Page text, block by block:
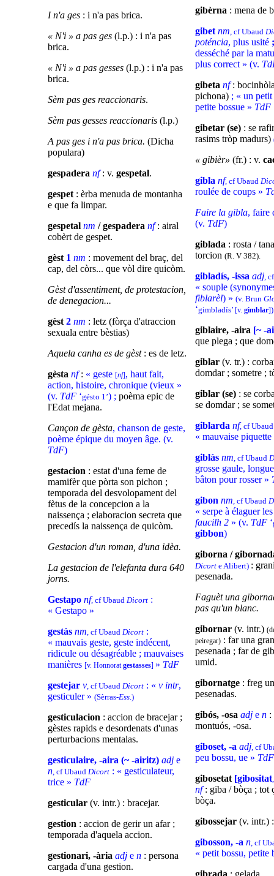
I n'a ges : i n'a pas brica.
« N'i » a pas ges (l.p.) : i n'a pas
brica.
« N'i » a pas gesses (l.p.) : i n'a pas
brica.
Sèm pas ges reaccionaris.
Sèm pas gesses reaccionaris (l.p.)
A pas ges i n'a pas brica. (Dicha
populara)
gespadera nf: v. gespetal.
gespet : èrba menuda de montanha
e que fa limpar.
gespetal nm / gespadera nf : airal
cobèrt de gespet.
gèst 1 nm : movement del braç, del
cap, del còrs... que vòl dire quicòm.
Gèst d'assentiment, de protestacion,
de denegacion...
gèst 2 nm : letz (fòrça d'atraccion
sexuala entre bèstias)
Aquela canha es de gèst: es de letz.
gèsta nf: « geste [nf], haut fait,
action, histoire, chronique (vieux »
(v. TdF ‘gésto 1’) ; poèma epic de
l'Edat mejana.
Cançon de gèsta, chanson de geste,
poème épique du moyen âge. (v.
TdF)
gestacion : estat d'una feme de
mamifèr que pòrta son pichon ;
temporada del desvolopament del
fètus de la concepcion a la
naissença ; elaboracion secreta que
precedís la naissença de quicòm.
Gestacion d'un roman, d'una idèa.
La gestacion de l'elefanta dura 640
jorns.
Gestapo nf, cf Ubaud Dicort :
« Gestapo »
gestàs nm, cf Ubaud Dicort :
« mauvais geste, geste indécent,
ridicule ou désagréable ; mauvaises
manières [v. Honnoratgestasses] » TdF
gestejar v, cf Ubaud Dicort : « v intr,
gesticuler » (Sèrras-Ess.)
gesticulacion : accion de bracejar ;
gèstes rapids e desordenats d'unas
perturbacions mentalas.
gesticulaire, -aira (~ -airitz) adj e
n, cf Ubaud Dicort : « gesticulateur,
trice » TdF
gesticular (v. intr.) : bracejar.
gestion : accion de gerir un afar ;
temporada d'aquela accion.
gestionari, -ària adj e n : persona
cargada d'una gestion.
gibèrna : mena de
gibet nm, cf Ubaud
poténcia, plus usité ;
desséché par la
plus correct » (v.
gibeta nf:
pichona) ; « un
petite bossue » TdF
gibetar (se) : se
rasims tròp madurs)
« gibièr» (fr.) : v.
gibla nf, cf Ubaud
roulée de coups »
Faire la gibla, faire
(v. TdF)
giblada : rosta /
torcion (R. V 382).
gibladís, -issa adj,
« souple
fiblarèl) » (v. Brun
‘gimbladís’ [v. gimblar]
giblaire, -aira [~ -
que plega ; que
giblar (v. tr.) :
domdar ; sometre ;
giblar (se) : se
se domdar ; se
giblarda nf, cf
« mauvaise
giblàs nm, cf Ubaud
grosse gaule,
bâton pour rosser »
gibon nm, cf Ubaud
« serpe à élaguer
faucilh 2 » (v. TdF ‘
gibbon)
giborna /
Dicort e Alibert) :
pesenada.
Faguèt una
pas qu'un blanc.
gibornar (v. intr.)
peiregar) : far una
pesenada ; far de
umid.
gibornatge : freg
pesenadas.
gibós, -osa adj e n :
montuós, -osa.
giboset, -a adj, cf
peu bossu, ue » TdF
gibosetat [gibositat
nf: giba / bòça ; tot
bòça.
gibossejar (v. intr.)
gibosson, -a n, cf
« petit bossu, petite
gibrada : gelada.